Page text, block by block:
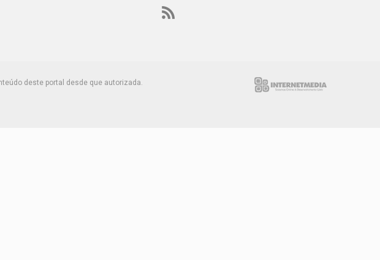
deste portal desde que autorizada.